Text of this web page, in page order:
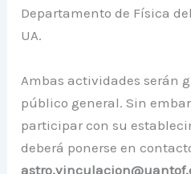
Departamento de Física
UA.
Ambas actividades serán
público general. Sin
participar con su
deberá ponerse en